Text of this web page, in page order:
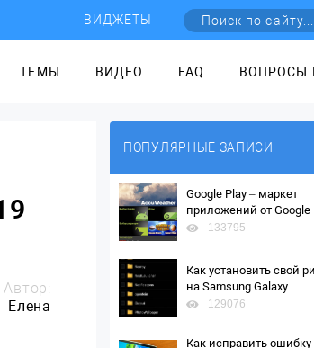
ВИДЖЕТЫ
ТЕМЫ ВИДЕО FAQ ВОПРОСЫ
Автор:
Елена
ПОПУЛЯРНЫЕ ЗАПИСИ
Google Play – маркет
приложений от Google
133795
Как установить свой
на Samsung Galaxy
129076
Как исправить